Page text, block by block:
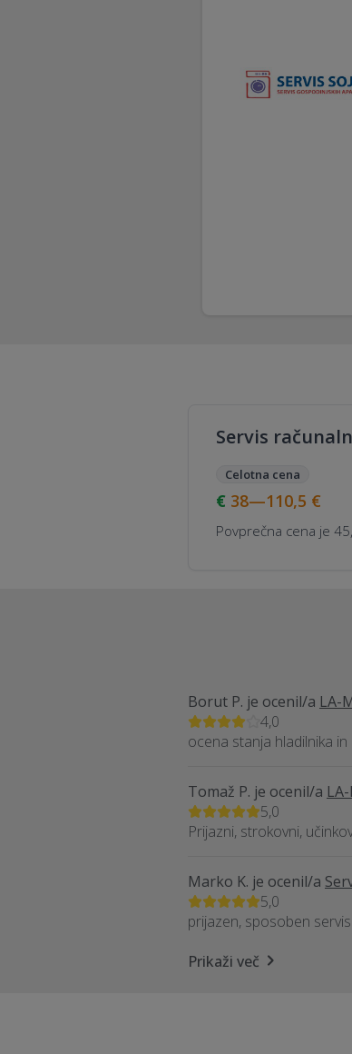
Servis
Celotna cena
38—110,5 €
Povprečna cena je
Borut P. je ocenil/a LA-
4,0
ocena stanja hladilnika
Tomaž P. je ocenil/a
5,0
Prijazni, strokovni,
Marko K. je ocenil/a
5,0
prijazen, sposoben
Prikaži več